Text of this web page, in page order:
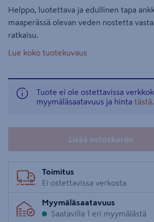
Helppo, luotettava ja edullinen tapa
maaperässä olevan veden nostetta
ratkaisu.
Lue koko tuotekuvaus
Tuote ei ole ostettavissa
myymäläsaatavuus ja hinta tästä.
Lisää ostoskoriin
Toimitus
Ei ostettavissa verkosta
Myymäläsaatavuus
Saatavilla 1 eri myymälästä